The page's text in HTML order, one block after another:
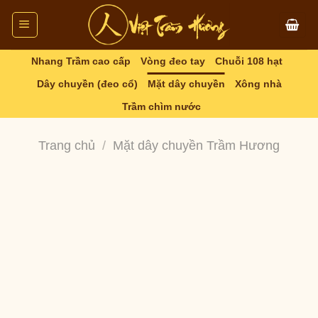
Skip
content
Nhang Trầm cao cấp Vòng đeo tay
Chuỗi 108 hạt
Dây chuyền (đeo cổ)
Mặt dây chuyền
Xông nhà
Trầm chìm nước
Trang chủ / Mặt dây chuyền Trầm Hương